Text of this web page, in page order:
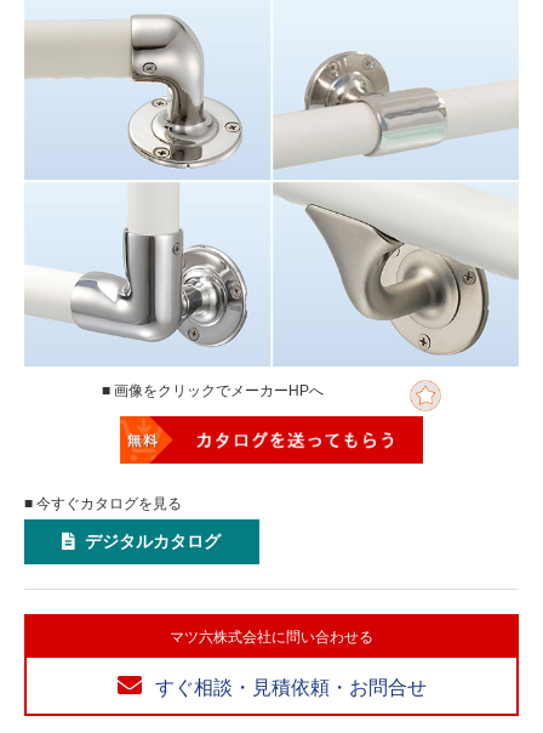
■ 画像をクリックでメーカーHPへ
■ 今すぐカタログを見る
デジタルカタログ
マツ六株式会社に問い合わせる
すぐ相談・見積依頼・お問合せ